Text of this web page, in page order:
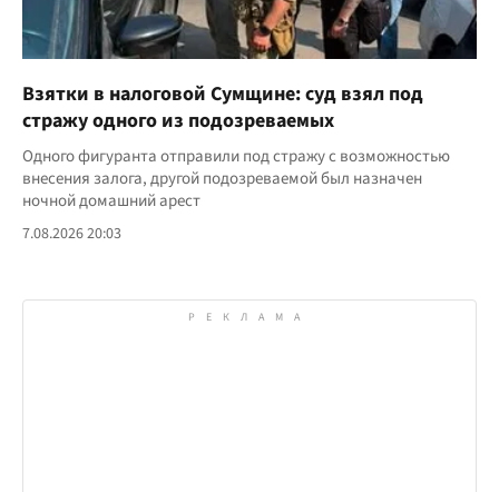
Взятки в налоговой Сумщине: суд взял под
стражу одного из подозреваемых
Одного фигуранта отправили под стражу с возможностью
внесения залога, другой подозреваемой был назначен
ночной домашний арест
7.08.2026 20:03